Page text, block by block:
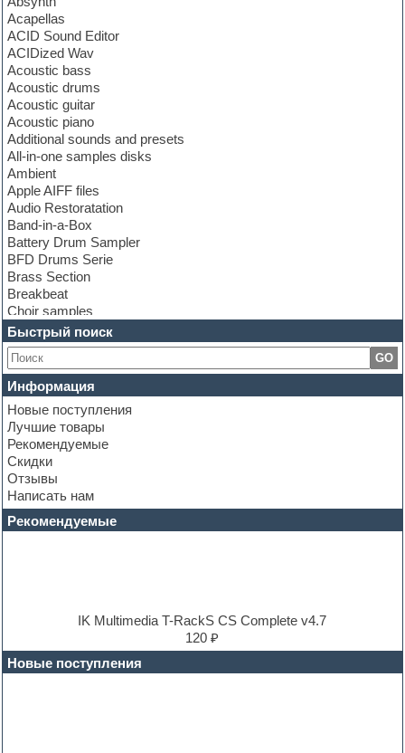
Acapellas
ACID Sound Editor
ACIDized Wav
Acoustic bass
Acoustic drums
Acoustic guitar
Acoustic piano
Additional sounds and presets
All-in-one samples disks
Ambient
Apple AIFF files
Audio Restoratation
Band-in-a-Box
Battery Drum Sampler
BFD Drums Serie
Brass Section
Breakbeat
Choir samples
Chris Hein Samples
Cinematic samples
Club bass
Club leads
Club sounds
Construction kits
Convolution
Cubase
Dance drums
Dance music production tutorials
DAW
Disco samples
DJ Software
E-MU Samples
Electric guitar
Electric piano
Быстрый поиск
GO
Информация
Новые поступления
Лучшие товары
Рекомендуемые
Скидки
Отзывы
Написать нам
Рекомендуемые
IK Multimedia T-RackS CS Complete v4.7
120 ₽
Новые поступления